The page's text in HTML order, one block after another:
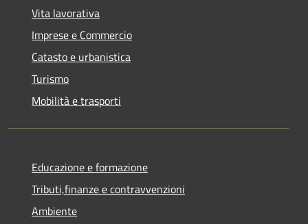
Vita lavorativa
Imprese e Commercio
Catasto e urbanistica
Turismo
Mobilità e trasporti
Educazione e formazione
Tributi,finanze e contravvenzioni
Ambiente